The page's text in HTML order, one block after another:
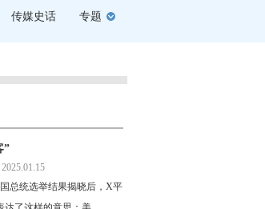
传媒史话 专题
”
总统选举结果揭晓后，X平